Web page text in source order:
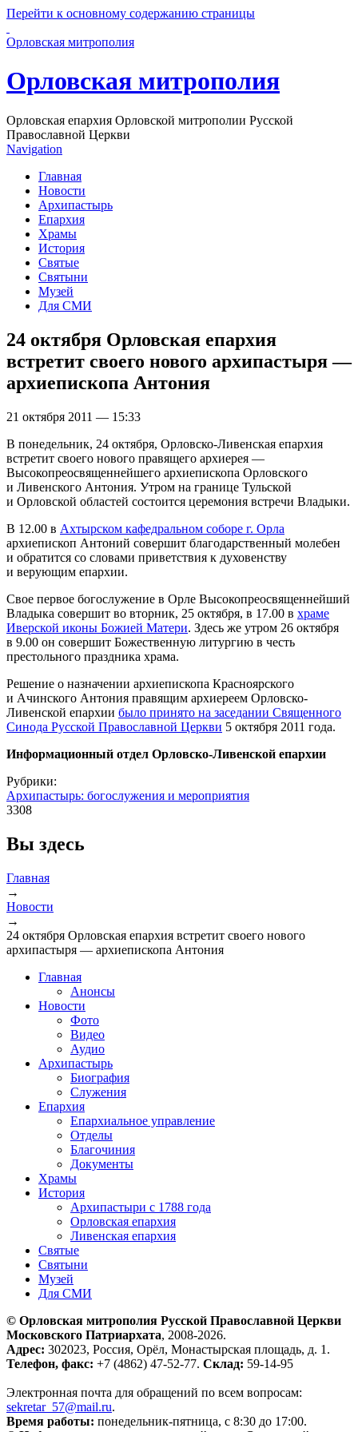
Перейти к основному содержанию страницы
Орловская митрополия
Орловская митрополия
Орловская епархия Орловской митрополии Русской
Православной Церкви
Navigation
Главная
Новости
Архипастырь
Епархия
Храмы
История
Святые
Святыни
Музей
Для СМИ
24 октября Орловская епархия
встретит своего нового архипастыря —
архиепископа Антония
21 октября 2011 — 15:33
В понедельник, 24 октября, Орловско-Ливенская епархия
встретит своего нового правящего архиерея —
Высокопреосвященнейшего архиепископа Орловского
и Ливенского Антония. Утром на границе Тульской
и Орловской областей состоится церемония встречи Владыки.
В 12.00 в Ахтырском кафедральном соборе г. Орла
архиепископ Антоний совершит благодарственный молебен
и обратится со словами приветствия к духовенству
и верующим епархии.
Свое первое богослужение в Орле Высокопреосвященнейший
Владыка совершит во вторник, 25 октября, в 17.00 в храме
Иверской иконы Божией Матери. Здесь же утром 26 октября
в 9.00 он совершит Божественную литургию в честь
престольного праздника храма.
Решение о назначении архиепископа Красноярского
и Ачинского Антония правящим архиереем Орловско-
Ливенской епархии было принято на заседании Священного
Синода Русской Православной Церкви 5 октября 2011 года.
Информационный отдел Орловско-Ливенской епархии
Рубрики:
Архипастырь: богослужения и мероприятия
3308
Вы здесь
Главная
→
Новости
→
24 октября Орловская епархия встретит своего нового
архипастыря — архиепископа Антония
Главная
Анонсы
Новости
Фото
Видео
Аудио
Архипастырь
Биография
Служения
Епархия
Епархиальное управление
Отделы
Благочиния
Документы
Храмы
История
Архипастыри с 1788 года
Орловская епархия
Ливенская епархия
Святые
Святыни
Музей
Для СМИ
© Орловская митрополия Русской Православной Церкви
Московского Патриархата, 2008-2026.
Адрес: 302023, Россия, Орёл, Монастырская площадь, д. 1.
Телефон, факс: +7 (4862) 47-52-77. Склад: 59-14-95
Электронная почта для обращений по всем вопросам:
sekretar_57@mail.ru.
Время работы: понедельник-пятница, с 8:30 до 17:00.